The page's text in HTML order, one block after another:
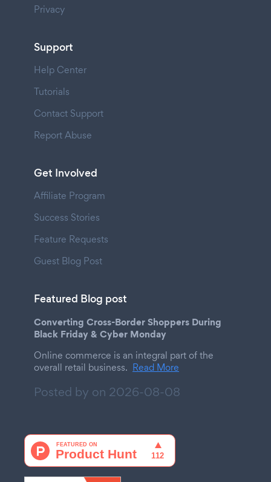
Privacy
Support
Help Center
Tutorials
Contact Support
Report Abuse
Get Involved
Affiliate Program
Success Stories
Feature Requests
Guest Blog Post
Featured Blog post
Converting Cross-Border Shoppers During
Black Friday & Cyber Monday
Online commerce is an integral part of the
overall retail business. Read More
Posted by on 2026-08-08